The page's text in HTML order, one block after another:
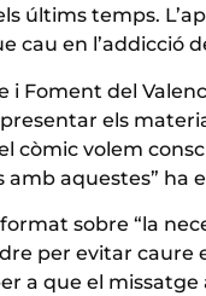
últims temps.
cau en l’addicció
Foment del
els
còmic volem
aquestes” ha
sobre “la
per evitar caure
a que el